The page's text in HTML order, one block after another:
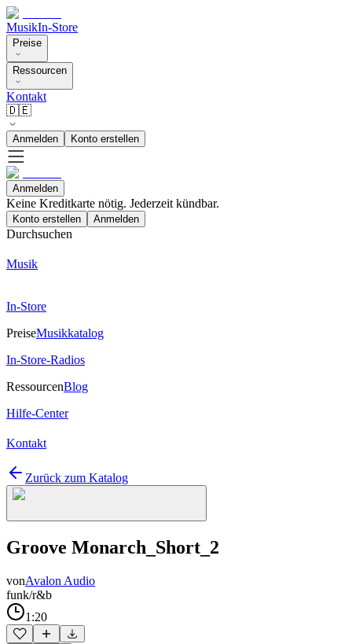
MusikIn-Store
Preise
Ressourcen
Kontakt
🇩🇪
Anmelden Konto erstellen
Anmelden
Keine Kreditkarte nötig. Jederzeit kündbar.
Konto erstellen Anmelden
Durchsuchen
Musik
In-Store
PreiseMusikkatalog
In-Store-Radios
RessourcenBlog
Hilfe-Center
Kontakt
Zurück zum Katalog
Groove Monarch_Short_2
vonAvalon Audio
funk/r&b
1:20